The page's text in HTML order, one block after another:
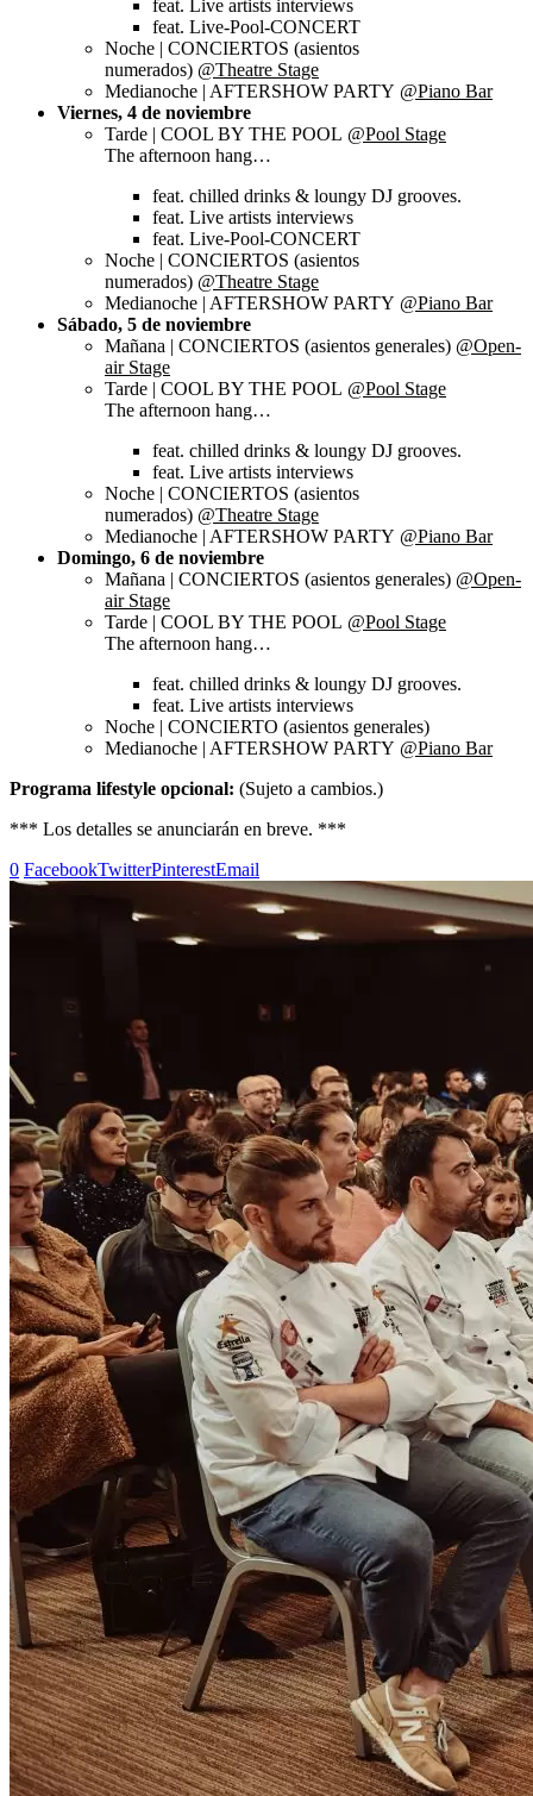
feat. Live artists interviews
feat. Live-Pool-CONCERT
Noche | CONCIERTOS (asientos
numerados) @Theatre Stage
Medianoche | AFTERSHOW PARTY @Piano Bar
Viernes, 4 de noviembre
Tarde | COOL BY THE POOL @Pool Stage
The afternoon hang…
feat. chilled drinks & loungy DJ grooves.
feat. Live artists interviews
feat. Live-Pool-CONCERT
Noche | CONCIERTOS (asientos
numerados) @Theatre Stage
Medianoche | AFTERSHOW PARTY @Piano Bar
Sábado, 5 de noviembre
Mañana | CONCIERTOS (asientos generales) @Open-
air Stage
Tarde | COOL BY THE POOL @Pool Stage
The afternoon hang…
feat. chilled drinks & loungy DJ grooves.
feat. Live artists interviews
Noche | CONCIERTOS (asientos
numerados) @Theatre Stage
Medianoche | AFTERSHOW PARTY @Piano Bar
Domingo, 6 de noviembre
Mañana | CONCIERTOS (asientos generales) @Open-
air Stage
Tarde | COOL BY THE POOL @Pool Stage
The afternoon hang…
feat. chilled drinks & loungy DJ grooves.
feat. Live artists interviews
Noche | CONCIERTO (asientos generales)
Medianoche | AFTERSHOW PARTY @Piano Bar
Programa lifestyle opcional: (Sujeto a cambios.)
*** Los detalles se anunciarán en breve. ***
0 FacebookTwitterPinterestEmail